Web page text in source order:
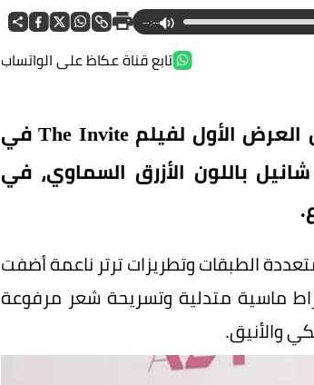
--:--
تابع قناة عكاظ على الواتساب
لفتت النجمة الإسبانية بينيلوبي كروز الأنظار خلال العرض الأول لفيلم The Invite في
باللون الأزرق السماوي، في
الطبقات وتطريزات ترتر ناعمة أضفت
ماسية متدلية وتسريحة شعر مرفوعة
والأنيق.